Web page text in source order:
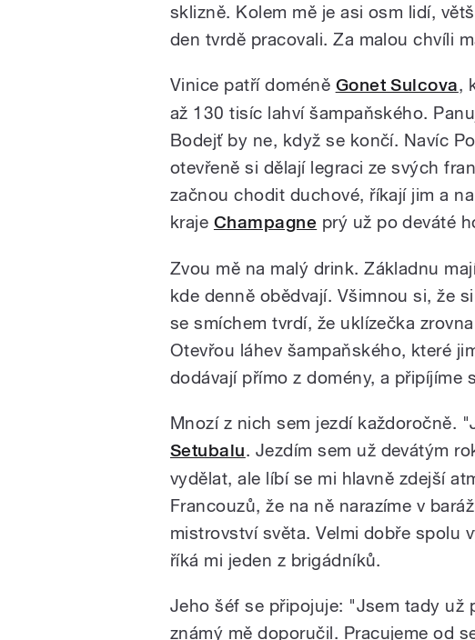
sklizně. Kolem mě je asi osm lidí,
den tvrdě pracovali. Za malou chvíli
Vinice patří doméně Gonet Sulcova,
až 130 tisíc lahví šampaňského.
Bodejť by ne, když se končí. Navíc
otevřeně si dělají legraci ze svých
začnou chodit duchové, říkají jim a
kraje Champagne prý už po deváté
Zvou mě na malý drink. Základnu
kde denně obědvají. Všimnou si, že
se smíchem tvrdí, že uklízečka
Otevřou láhev šampaňského, které
dodávají přímo z domény, a připíjíme
Mnozí z nich sem jezdí každoročně.
Setubalu. Jezdím sem už devátým
vydělat, ale líbí se mi hlavně zdejší
Francouzů, že na ně narazíme v
mistrovství světa. Velmi dobře spolu
říká mi jeden z brigádníků.
Jeho šéf se připojuje: "Jsem tady už
známý mě doporučil. Pracujeme od